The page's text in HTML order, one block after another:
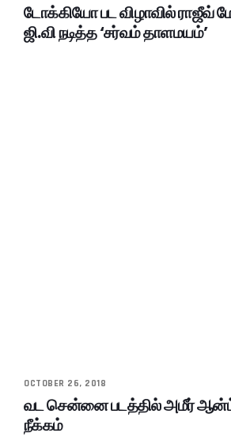
டோக்கியோ பட விழாவில் ராஜீவ்
ஜி.வி நடித்த ‘சர்வம் தாளமயம்’
OCTOBER 26, 2018
வட சென்னை படத்தில் அமீர்
நீக்கம்